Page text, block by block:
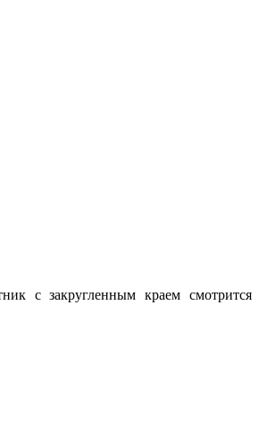
с закругленным краем смотрится